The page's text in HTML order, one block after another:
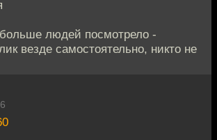
людей посмотрело -
везде самостоятельно, никто не